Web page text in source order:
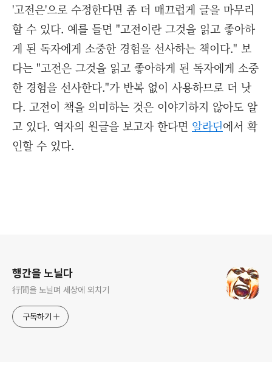
'고전은'으로 수정한다면 좀 더 매끄럽게 글을 마무리
할 수 있다. 예를 들면 "고전이란 그것을 읽고 좋아하
게 된 독자에게 소중한 경험을 선사하는 책이다." 보
다는 "고전은 그것을 읽고 좋아하게 된 독자에게 소중
한 경험을 선사한다."가 반복 없이 사용하므로 더 낫
다. 고전이 책을 의미하는 것은 이야기하지 않아도 알
고 있다. 역자의 원글을 보고자 한다면 알라딘에서 확
인할 수 있다.
행간을 노닐다
行間을 노닐며 세상에 외치기
구독하기